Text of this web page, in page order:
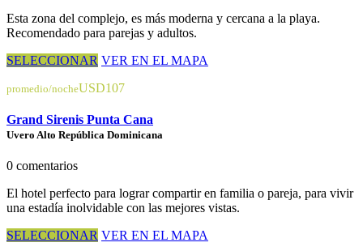
Esta zona del complejo, es más moderna y cercana a la playa.
Recomendado para parejas y adultos.
SELECCIONAR VER EN EL MAPA
promedio/nocheUSD107
Grand Sirenis Punta Cana
Uvero Alto República Dominicana
0 comentarios
El hotel perfecto para lograr compartir en familia o pareja, para vivir
una estadía inolvidable con las mejores vistas.
SELECCIONAR VER EN EL MAPA